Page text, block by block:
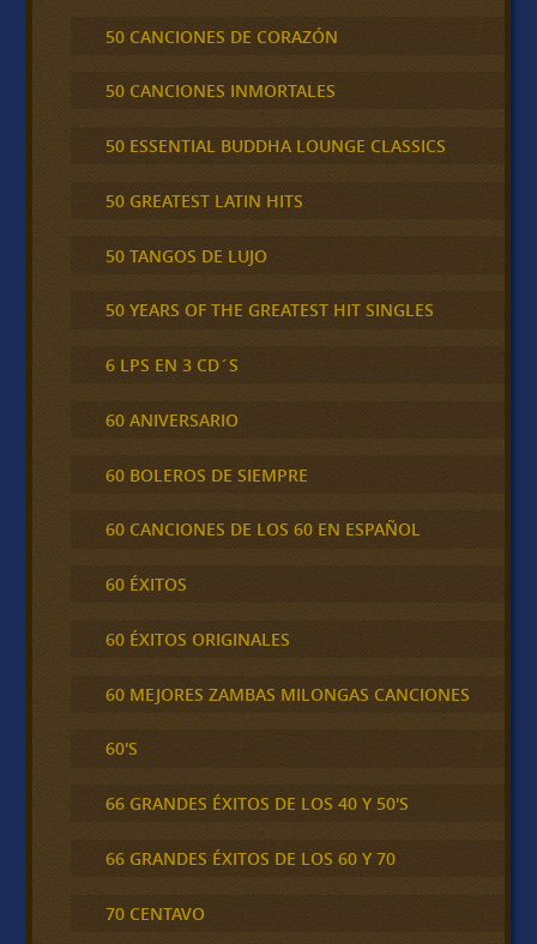
50 CANCIONES DE CORAZÓN
50 CANCIONES INMORTALES
50 ESSENTIAL BUDDHA LOUNGE CLASSICS
50 GREATEST LATIN HITS
50 TANGOS DE LUJO
50 YEARS OF THE GREATEST HIT SINGLES
6 LPS EN 3 CD´S
60 ANIVERSARIO
60 BOLEROS DE SIEMPRE
60 CANCIONES DE LOS 60 EN ESPAÑOL
60 ÉXITOS
60 ÉXITOS ORIGINALES
60 MEJORES ZAMBAS MILONGAS CANCIONES
60'S
66 GRANDES ÉXITOS DE LOS 40 Y 50'S
66 GRANDES ÉXITOS DE LOS 60 Y 70
70 CENTAVO